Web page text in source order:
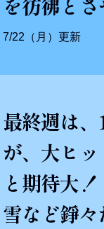
を彷彿と
7/22（月）更新
最終週は
が、大ヒ
と期待大
雪など錚